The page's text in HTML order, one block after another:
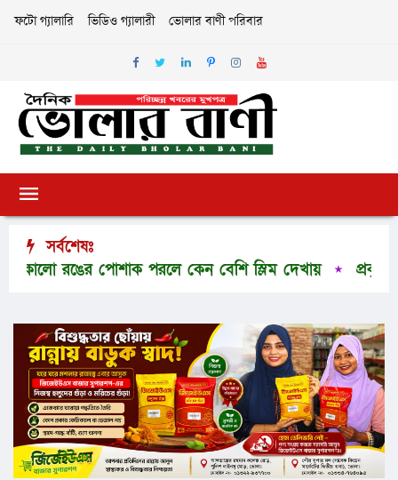
ফটো গ্যালারি ভিডিও গ্যালারী ভোলার বাণী পরিবার
সর্বশেষঃ
পোশাক পরলে কেন বেশি স্লিম দেখায়
প্রকৃতির অপার